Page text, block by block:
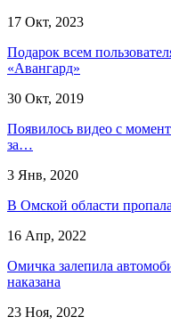
17 Окт, 2023
Подарок всем
«Авангард»
30 Окт, 2019
Появилось видео с
за…
3 Янв, 2020
В Омской области
16 Апр, 2022
Омичка залепила
наказана
23 Ноя, 2022